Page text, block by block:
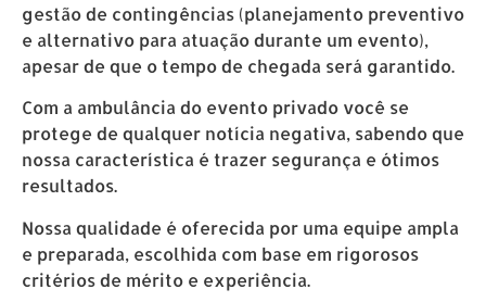
gestão de contingências (planejamento preventivo
e alternativo para atuação durante um evento),
apesar de que o tempo de chegada será garantido.
Com a ambulância do evento privado você se
protege de qualquer notícia negativa, sabendo que
nossa característica é trazer segurança e ótimos
resultados.
Nossa qualidade é oferecida por uma equipe ampla
e preparada, escolhida com base em rigorosos
critérios de mérito e experiência.